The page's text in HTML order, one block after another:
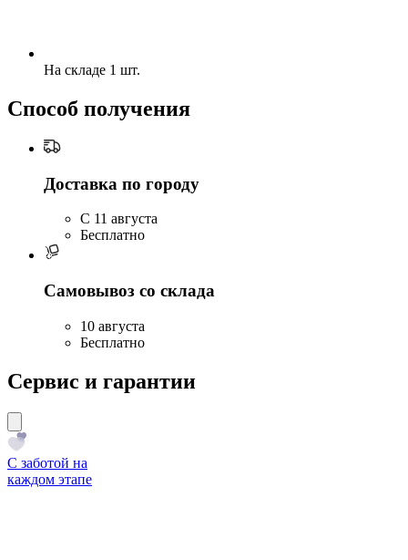
На складе 1 шт.
Способ получения
Доставка по городу
C 11 августа
Бесплатно
Самовывоз со склада
10 августа
Бесплатно
Сервис и гарантии
С заботой на
каждом этапе